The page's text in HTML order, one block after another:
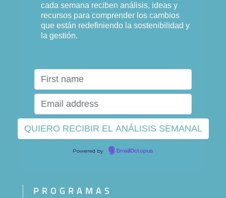
cada semana reciben análisis, ideas y
recursos para comprender los cambios
que están redefiniendo la sostenibilidad y
la gestión.
Powered by EmailOctopus
PROGRAMAS